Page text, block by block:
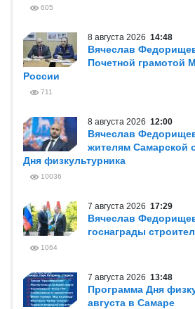
605
8 августа 2026 14:48
Вячеслав
Почетной грамотой
России
711
8 августа 2026 12:00
Вячеслав
жителям Самарской
Дня физкультурника
10036
7 августа 2026 17:29
Вячеслав
госнаграды
1064
7 августа 2026 13:48
Программа Дня
августа в Самаре